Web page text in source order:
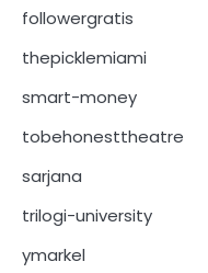
followergratis
thepicklemiami
smart-money
tobehonesttheatre
sarjana
trilogi-university
ymarkel